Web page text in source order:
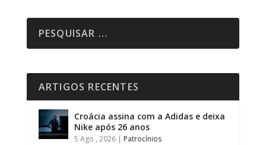
ARTIGOS RECENTES
Croácia assina com a Adidas e deixa
Nike após 26 anos
5 Ago , 2026| Patrocínios